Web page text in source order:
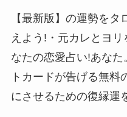
【最新版】の運勢を
えよう!・元カレとヨ
なたの恋愛占い!あな
トカードが告げる無料
にさせるための復縁運